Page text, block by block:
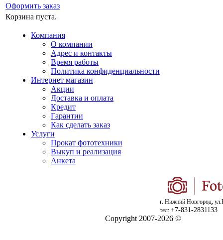
Оформить заказ
Корзина пуста.
Компания
О компании
Адрес и контакты
Время работы
Политика конфиденциальности
Интернет магазин
Акции
Доставка и оплата
Кредит
Гарантии
Как сделать заказ
Услуги
Прокат фототехники
Выкуп и реализация
Анкета
г. Нижний Новгород,
тел: +7-831-2831133
Copyright 2007-2026 ©